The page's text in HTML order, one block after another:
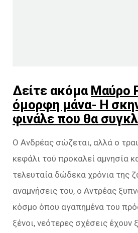
Δείτε ακόμα Μαύρο
όμορφη μάνα- Η
φινάλε που θα
Ο Ανδρέας σώζεται, αλλά ο
κεφάλι τού προκαλεί αμνησία
τελευταία δώδεκα χρόνια της
αναμνήσεις του, ο Αντρέας
κόσμο όπου αγαπημένα του
ξένοι, νεότερες σχέσεις έχουν